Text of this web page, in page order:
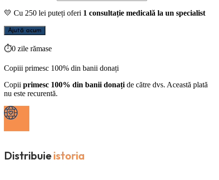
💛 Cu 250 lei puteți oferi 1 consultație medicală la un specialist
Ajută acum
⏱0 zile rămase
Copiii primesc 100% din banii donați
Copii primesc 100% din banii donați de către dvs. Această plată
nu este recurentă.
Distribuieistoria